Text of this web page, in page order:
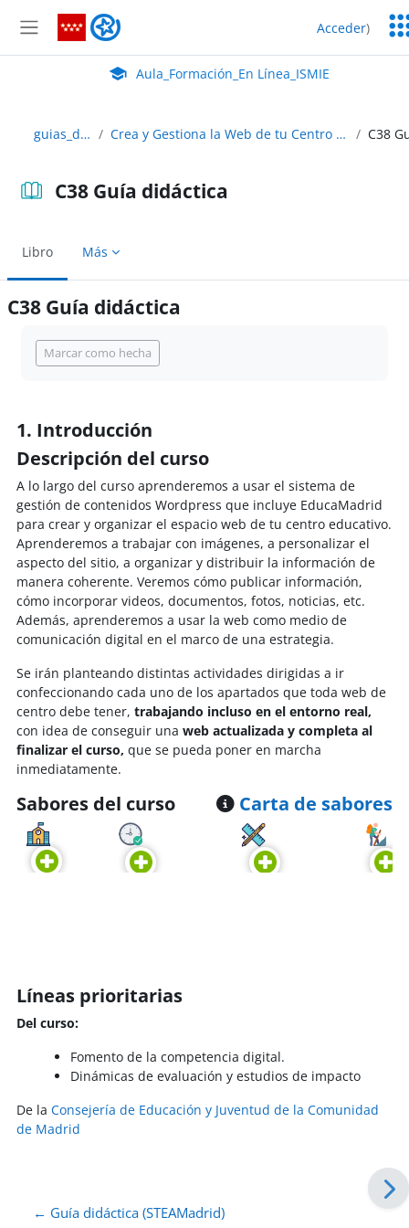
Panel lateral
Aula_Formación_En Línea_ISMIE Acceder)
Aula Virtual de EducaMadrid:
Aula_Formación_En Línea_ISMIE
guias_didacticas Crea y Gestiona la Web de tu Centro con Wordpress en Educamadrid
C38 Guía didáctica
Libro Más
C38 Guía didáctica
Marcar como hecha
1. Introducción
Descripción del curso
A lo largo del curso aprenderemos a usar el sistema de
gestión de contenidos Wordpress que incluye EducaMadrid
para crear y organizar el espacio web de tu centro educativo.
Aprenderemos a trabajar con imágenes, a personalizar el
aspecto del sitio, a organizar y distribuir la información de
manera coherente. Veremos cómo publicar información,
cómo incorporar videos, documentos, fotos, noticias, etc.
Además, aprenderemos a usar la web como medio de
comunicación digital en el marco de una estrategia.
Se irán planteando distintas actividades dirigidas a ir
confeccionando cada uno de los apartados que toda web de
centro debe tener, trabajando incluso en el entorno real,
con idea de conseguir una web actualizada y completa al
finalizar el curso, que se pueda poner en marcha
inmediatamente.
Carta de sabores
Sabores del curso
Líneas prioritarias
Del curso:
Fomento de la competencia digital.
Dinámicas de evaluación y estudios de impacto
De la Consejería de Educación y Juventud de la Comunidad
de Madrid
← Guía didáctica (STEAMadrid)